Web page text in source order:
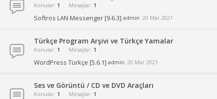
Konular 1 Mesajlar 1
Softros LAN Messenger [9.6.3] admin 20 Mar 2021
Türkçe Program Arşivi ve Türkçe Yamalar
Konular 1 Mesajlar 1
WordPress Türkçe [5.6.1] admin 20 Mar 2021
Ses ve Görüntü / CD ve DVD Araçları
Konular 1 Mesajlar 1